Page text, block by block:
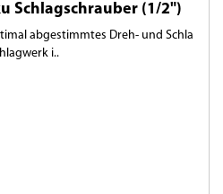
Schlagschrauber (1/2")
abgestimmtes Dreh- und Schla
i..